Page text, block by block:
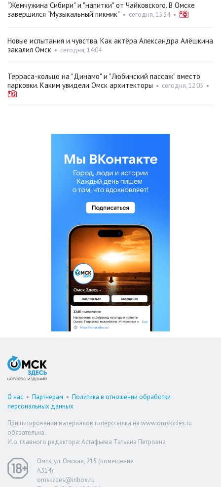
"Жемчужина Сибири" и "напитки" от Чайковского. В Омске
завершился "Музыкальный пикник" • сегодня, 15:34•
Новые испытания и чувства. Как актёра Александра Алёшкина
закалил Омск • сегодня, 14:04
Терраса-кольцо на "Динамо" и "Любинский пассаж" вместо
парковки. Каким увидели Омск архитекторы • сегодня, 12:05 •
О нас • Партнерам • Политика в отношении обработки
персональных данных
При цитировании материалов гиперссылка на www.omskzdes.ru
обязательна.
И.о. главного редактора: Астафьева Татьяна Петровна
Омск, ул. Омская, 215 (помещение
А314)
omskzdes@inbox.ru